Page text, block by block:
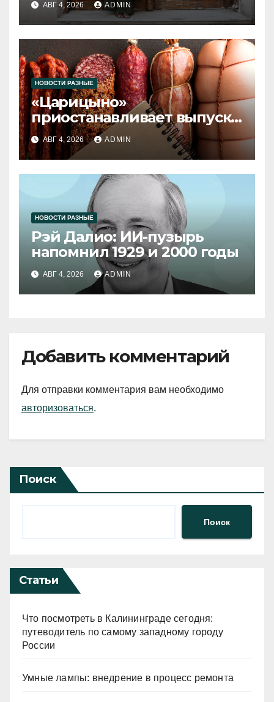
АВГ 4, 2026 ADMIN
НОВОСТИ РАЗНЫЕ
«Царицыно»
приостанавливает выпуск
продукции
АВГ 4, 2026 ADMIN
НОВОСТИ РАЗНЫЕ
Рэй Далио: ИИ-пузырь
напомнил 1929 и 2000 годы
АВГ 4, 2026 ADMIN
Добавить комментарий
Для отправки комментария вам необходимо
авторизоваться.
Поиск
Поиск
Статьи
Что посмотреть в Калининграде сегодня:
путеводитель по самому западному городу
России
Умные лампы: внедрение в процесс ремонта